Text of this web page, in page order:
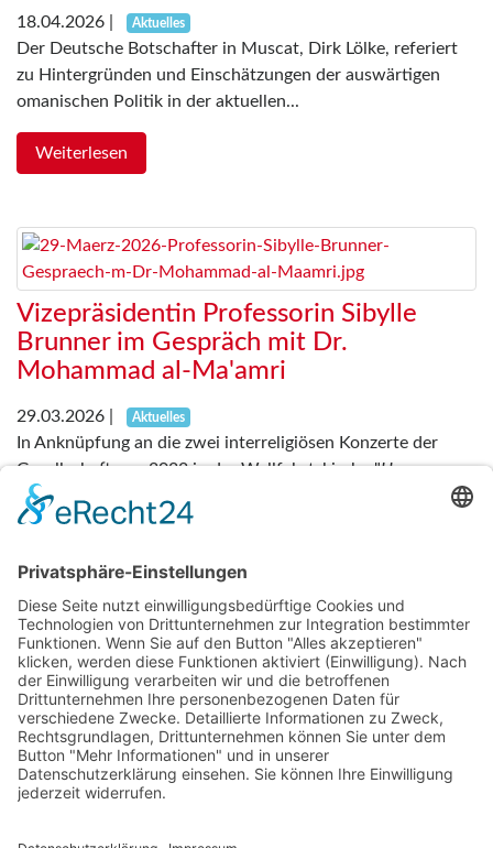
18.04.2026 Aktuelles
Der Deutsche Botschafter in Muscat, Dirk Lölke, referiert
zu Hintergründen und Einschätzungen der auswärtigen
omanischen Politik in der aktuellen...
Weiterlesen
Vizepräsidentin Professorin Sibylle
Brunner im Gespräch mit Dr.
Mohammad al-Ma'amri
29.03.2026 Aktuelles
In Anknüpfung an die zwei interreligiösen Konzerte der
Gesellschaft von 2022 in der Wallfahrtskirche "Unserer
Lieben Frau im Birnbaum
1 2 3 .... 7 Nächste
Über Uns
wichtige Fakten